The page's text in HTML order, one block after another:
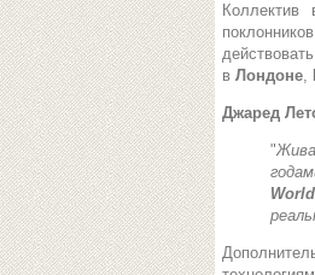
в Лондоне,
Джаред
"
World